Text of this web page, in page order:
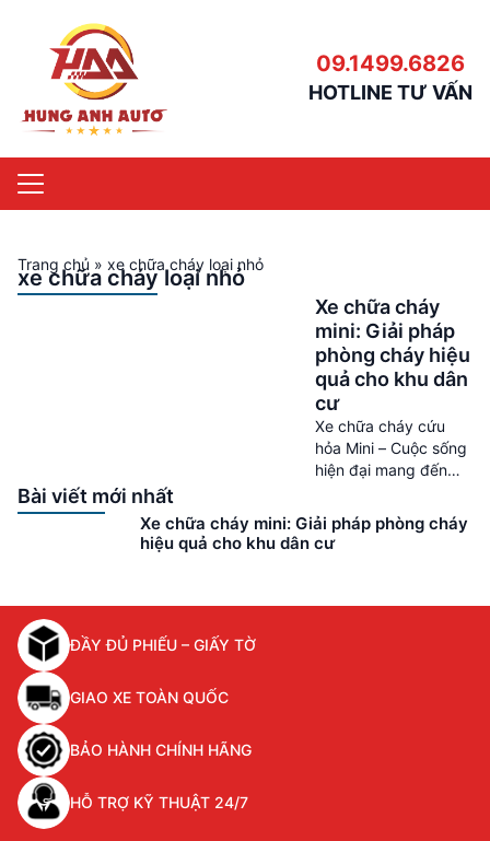
09.1499.6826
HOTLINE TƯ VẤN
Trang chủ » xe chữa cháy loại nhỏ
xe chữa cháy loại nhỏ
Xe chữa cháy
mini: Giải pháp
phòng cháy hiệu
quả cho khu dân
cư
Xe chữa cháy cứu
hỏa Mini – Cuộc sống
hiện đại mang đến
nhưng cũng tiềm ẩn
không ít nguy cơ
Bài viết mới nhất
Xe chữa cháy mini: Giải pháp phòng cháy
hiệu quả cho khu dân cư
ĐẦY ĐỦ PHIẾU – GIẤY TỜ
GIAO XE TOÀN QUỐC
BẢO HÀNH CHÍNH HÃNG
HỖ TRỢ KỸ THUẬT 24/7